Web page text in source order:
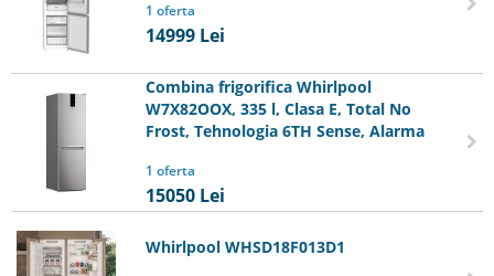
1 oferta
14999 Lei
Combina frigorifica Whirlpool
W7X82OOX, 335 l, Clasa E, Total No
Frost, Tehnologia 6TH Sense, Alarma
1 oferta
15050 Lei
Whirlpool WHSD18F013D1